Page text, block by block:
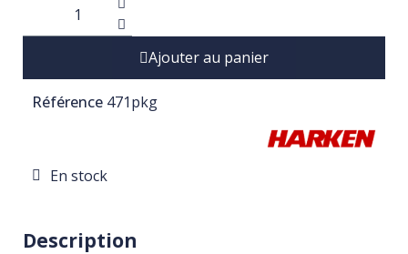
Ajouter au panier
Référence 471pkg
En stock
Description